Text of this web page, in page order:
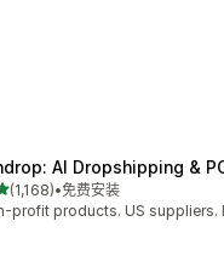
AI Dropshipping &
（满分 5 星）
(1,168)
1168 条评论
•免费安装
profit products. US suppliers.